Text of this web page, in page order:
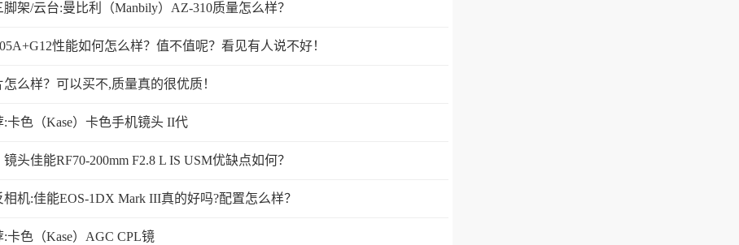
架/云台:曼比利（Manbily）AZ-310质量怎么样？
性能如何怎么样？值不值呢？看见有人说不好！
怎么样？可以买不,质量真的很优质！
:卡色（Kase）卡色手机镜头 II代
头佳能RF70-200mm F2.8 L IS USM优缺点如何？
机:佳能EOS-1DX Mark III真的好吗?配置怎么样？
:卡色（Kase）AGC CPL镜